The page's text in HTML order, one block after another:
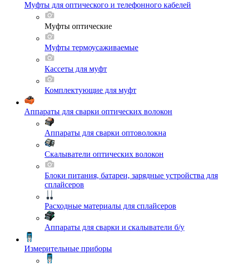
Муфты для оптического и телефонного кабелей
Муфты оптические
Муфты термоусаживаемые
Кассеты для муфт
Комплектующие для муфт
Аппараты для сварки оптических волокон
Аппараты для сварки оптоволокна
Скалыватели оптических волокон
Блоки питания, батареи, зарядные устройства для
сплайсеров
Расходные материалы для сплайсеров
Аппараты для сварки и скалыватели б/у
Измерительные приборы